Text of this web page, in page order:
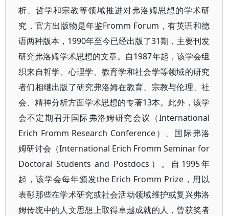
析、哲学和宗教等领域推进对弗洛姆思想的学术研
究，官方出版物是年鉴Fromm Forum，有英语和德
语两种版本，1990年至今已经出版了31期，主要刊发
研究弗洛姆学术思想的文章。自1987年起，该学会组
织来自哲学、心理学、教育学和社会学等领域的研究
者们相继出版了研究弗洛姆在教育、宗教与伦理、社
会、精神分析方面学术思想的专著13本。此外，该学
会不定期召开国际弗洛姆研究会议（International
Erich Fromm Research Conference）、国际弗洛
姆研讨会（International Erich Fromm Seminar for
Doctoral Students and Postdocs）。自1995年
起，该学会每年颁发the Erich Fromm Prize，用以
表彰那些在学术研究或社会活动领域维护或复兴弗洛
姆传统中的人文思想上取得卓越成就的人，曾获奖者